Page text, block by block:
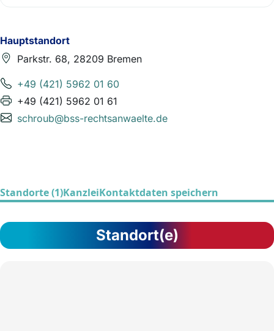
Hauptstandort
Parkstr. 68, 28209 Bremen
+49 (421) 5962 01 60
+49 (421) 5962 01 61
schroub@bss-rechtsanwaelte.de
Standorte (1)KanzleiKontaktdaten speichern
Standort(e)